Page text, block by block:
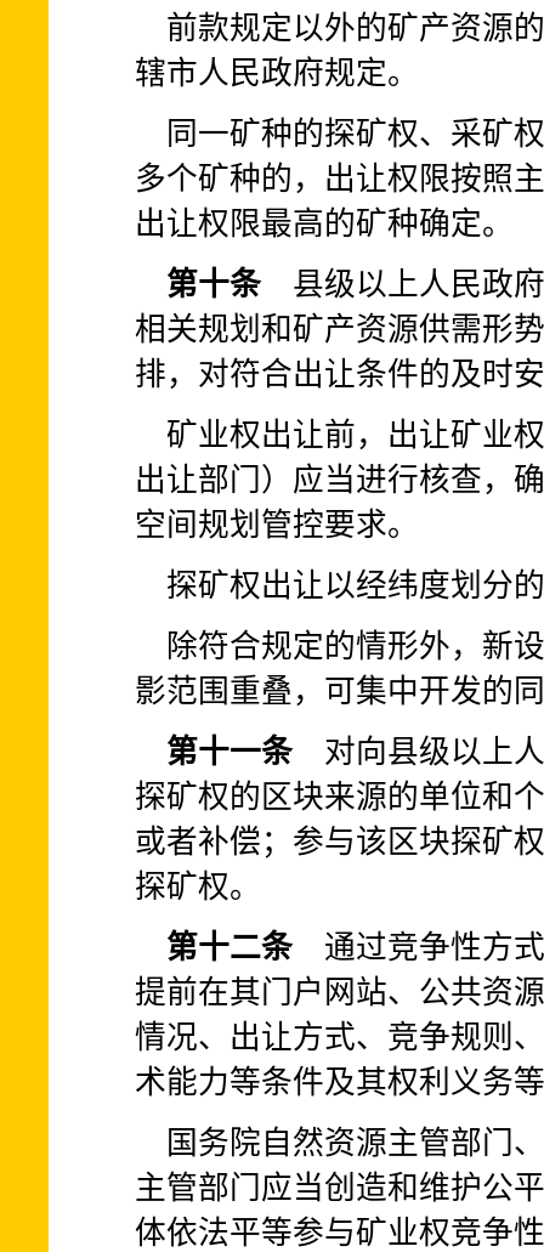
前款规定以外的矿产资源
辖市人民政府规定。
同一矿种的探矿权、采矿
多个矿种的，出让权限按照
出让权限最高的矿种确定。
第十条县级以上人民政府
相关规划和矿产资源供需形
排，对符合出让条件的及时
矿业权出让前，出让矿业
出让部门）应当进行核查，
空间规划管控要求。
探矿权出让以经纬度划分
除符合规定的情形外，新
影范围重叠，可集中开发的
第十一条对向县级以上人
探矿权的区块来源的单位和
或者补偿；参与该区块探矿
探矿权。
第十二条通过竞争性方式
提前在其门户网站、公共资
情况、出让方式、竞争规则
术能力等条件及其权利义务
国务院自然资源主管部门
主管部门应当创造和维护公
体依法平等参与矿业权竞争